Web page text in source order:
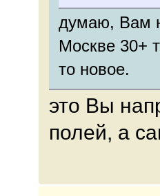
думаю, Вам
Москве 30+
то новое.
это Вы
полей, а